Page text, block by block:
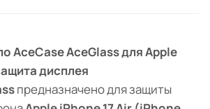
AceCase AceGlass для Apple
дисплея
предназначено для защиты